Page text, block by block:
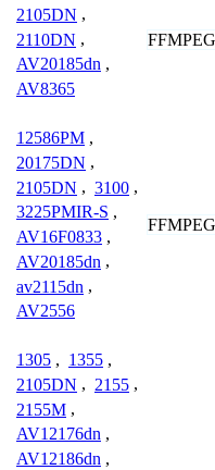
2105DN ,
2110DN ,
AV20185dn ,
AV8365
FFMPEG
12586PM ,
20175DN ,
2105DN , 3100 ,
3225PMIR-S ,
AV16F0833 ,
AV20185dn ,
av2115dn ,
AV2556
FFMPEG
1305 , 1355 ,
2105DN , 2155 ,
2155M ,
AV12176dn ,
AV12186dn ,